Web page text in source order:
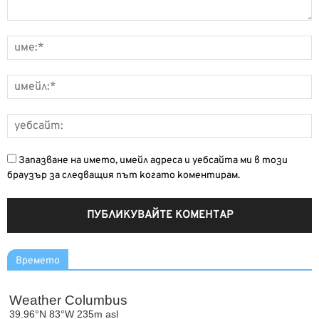
Запазване на името, имейл адреса и уебсайта ми в този
браузър за следващия път когато коментирам.
Времето